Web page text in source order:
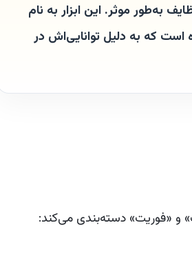
به‌طور موثر. این ابزار به نام
است که به دلیل توانایی‌اش در
و «فوریت» دسته‌بندی می‌کند: